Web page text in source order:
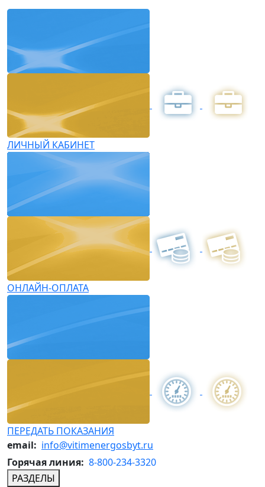
ЛИЧНЫЙ КАБИНЕТ
ОНЛАЙН-ОПЛАТА
ПЕРЕДАТЬ ПОКАЗАНИЯ
email: info@vitimenergosbyt.ru
Горячая линия: 8-800-234-3320
РАЗДЕЛЫ